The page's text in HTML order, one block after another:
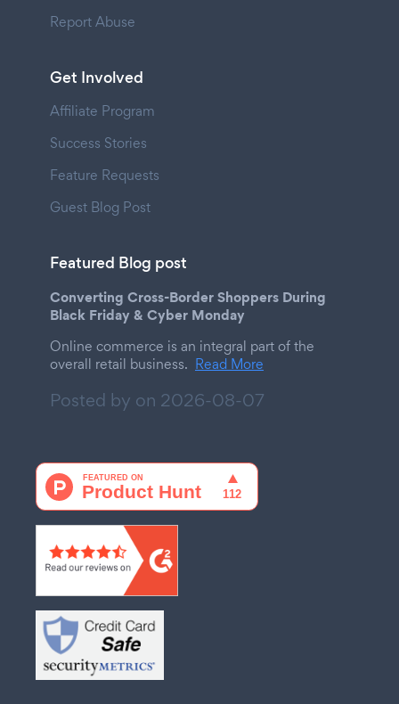
Report Abuse
Get Involved
Affiliate Program
Success Stories
Feature Requests
Guest Blog Post
Featured Blog post
Converting Cross-Border Shoppers During
Black Friday & Cyber Monday
Online commerce is an integral part of the
overall retail business. Read More
Posted by on 2026-08-07